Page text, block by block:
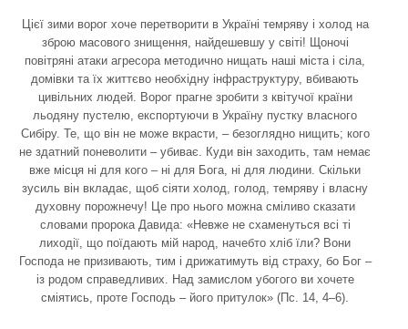
Цієї зими ворог хоче перетворити в Україні темряву і холод на
зброю масового знищення, найдешевшу у світі! Щоночі
повітряні атаки агресора методично нищать наші міста і сіла,
домівки та їх життєво необхідну інфраструктуру, вбивають
цивільних людей. Ворог прагне зробити з квітучої країни
льодяну пустелю, експортуючи в Україну пустку власного
Сибіру. Те, що він не може вкрасти, – безоглядно нищить; кого
не здатний поневолити – убиває. Куди він заходить, там немає
вже місця ні для кого – ні для Бога, ні для людини. Скільки
зусиль він вкладає, щоб сіяти холод, голод, темряву і власну
духовну порожнечу! Це про нього можна сміливо сказати
словами пророка Давида: «Невже не схаменуться всі ті
лиходії, що поїдають мій народ, начебто хліб їли? Вони
Господа не призивають, тим і дрижатимуть від страху, бо Бог –
із родом справедливих. Над замислом убогого ви хочете
сміятись, проте Господь – його притулок» (Пс. 14, 4–6).